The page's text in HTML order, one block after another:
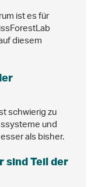
ist es für
diesem
schwierig zu
und
als bisher.
sind Teil der